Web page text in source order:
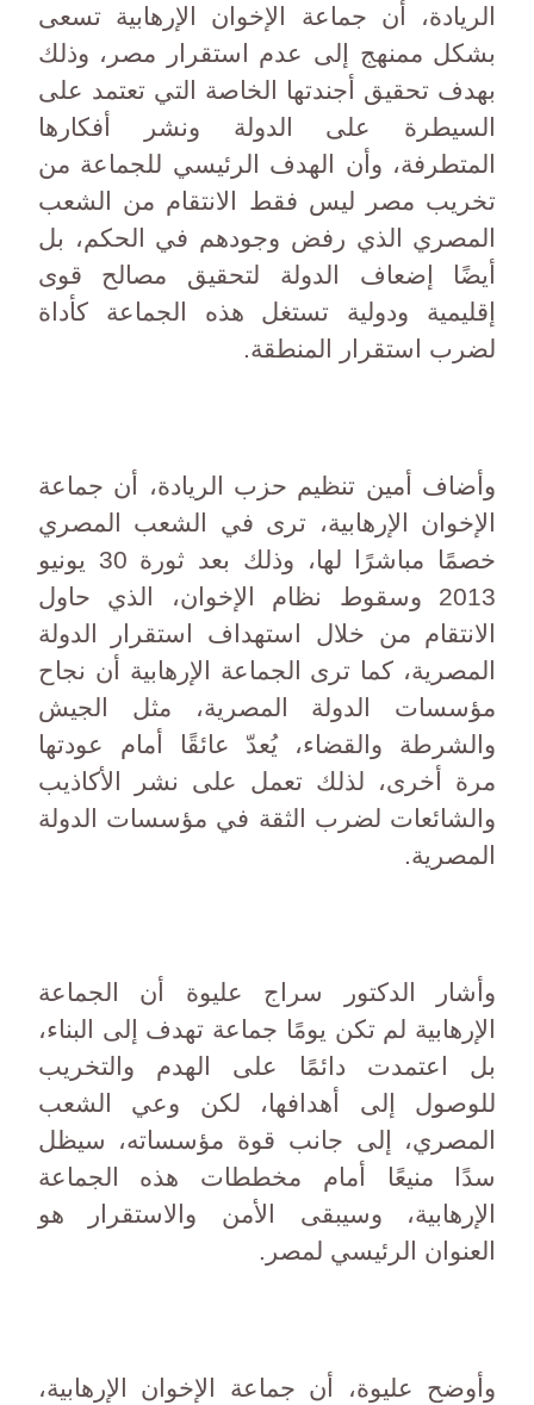
الريادة، أن جماعة الإخوان الإرهابية تسعى
بشكل ممنهج إلى عدم استقرار مصر، وذلك
بهدف تحقيق أجندتها الخاصة التي تعتمد على
السيطرة على الدولة ونشر أفكارها
المتطرفة، وأن الهدف الرئيسي للجماعة من
تخريب مصر ليس فقط الانتقام من الشعب
المصري الذي رفض وجودهم في الحكم، بل
أيضًا إضعاف الدولة لتحقيق مصالح قوى
إقليمية ودولية تستغل هذه الجماعة كأداة
لضرب استقرار المنطقة.
وأضاف أمين تنظيم حزب الريادة، أن جماعة
الإخوان الإرهابية، ترى في الشعب المصري
خصمًا مباشرًا لها، وذلك بعد ثورة 30 يونيو
2013 وسقوط نظام الإخوان، الذي حاول
الانتقام من خلال استهداف استقرار الدولة
المصرية، كما ترى الجماعة الإرهابية أن نجاح
مؤسسات الدولة المصرية، مثل الجيش
والشرطة والقضاء، يُعدّ عائقًا أمام عودتها
مرة أخرى، لذلك تعمل على نشر الأكاذيب
والشائعات لضرب الثقة في مؤسسات الدولة
المصرية.
وأشار الدكتور سراج عليوة أن الجماعة
الإرهابية لم تكن يومًا جماعة تهدف إلى البناء،
بل اعتمدت دائمًا على الهدم والتخريب
للوصول إلى أهدافها، لكن وعي الشعب
المصري، إلى جانب قوة مؤسساته، سيظل
سدًا منيعًا أمام مخططات هذه الجماعة
الإرهابية، وسيبقى الأمن والاستقرار هو
العنوان الرئيسي لمصر.
وأوضح عليوة، أن جماعة الإخوان الإرهابية،